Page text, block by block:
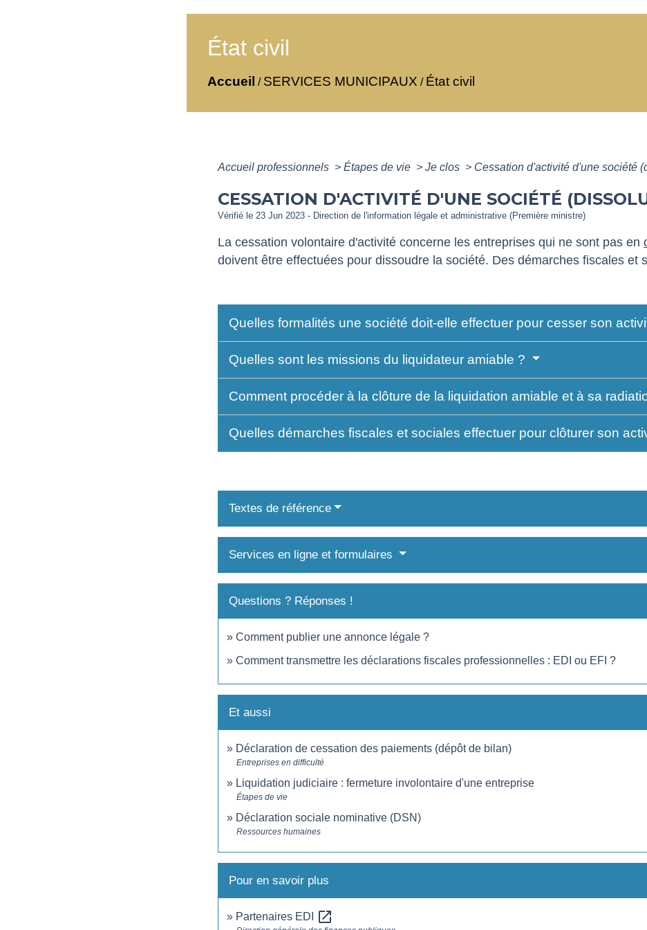
État civil
Accueil / SERVICES MUNICIPAUX / État civil
Accueil professionnels > Étapes de vie > Je clos > Cessation d'activité d'une société
CESSATION D'ACTIVITÉ D'UNE SOCIÉTÉ
Vérifié le 23 Jun 2023 - Direction de l'information légale et administrative (Première ministre)
La cessation volontaire d'activité concerne les entreprises qui ne sont pas en
doivent être effectuées pour dissoudre la société. Des démarches fiscales et
Quelles formalités une société doit-elle effectuer pour cesser son
Quelles sont les missions du liquidateur amiable ?
Comment procéder à la clôture de la liquidation amiable et à sa
Quelles démarches fiscales et sociales effectuer pour clôturer son
Textes de référence
Services en ligne et formulaires
Questions ? Réponses !
Comment publier une annonce légale ?
Comment transmettre les déclarations fiscales professionnelles : EDI ou EFI ?
Et aussi
Déclaration de cessation des paiements (dépôt de bilan)
Entreprises en difficulté
Liquidation judiciaire : fermeture involontaire d'une entreprise
Étapes de vie
Déclaration sociale nominative (DSN)
Ressources humaines
Pour en savoir plus
Partenaires EDI open_in_new